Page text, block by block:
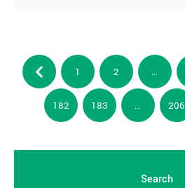
1 2 …
182 183 … 206
Search